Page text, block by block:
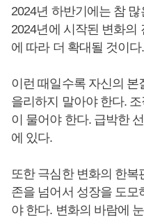
2024년 하반기에는 참
2024년에 시작된 변화의
에 따라 더 확대될 것이다.
이런 때일수록 자신의 본
을리하지 말아야 한다.
이 물어야 한다. 급박한
에 있다.
또한 극심한 변화의 한복
존을 넘어서 성장을 도모
야 한다. 변화의 바람에